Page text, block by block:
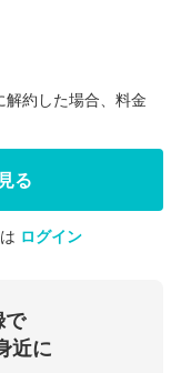
約した場合、料金
る
ログイン
で
近に